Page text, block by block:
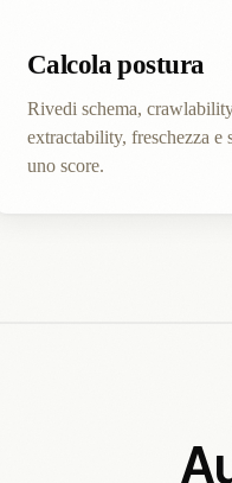
Calcola postura
Rivedi schema,
extractability, freschezza e
uno score.